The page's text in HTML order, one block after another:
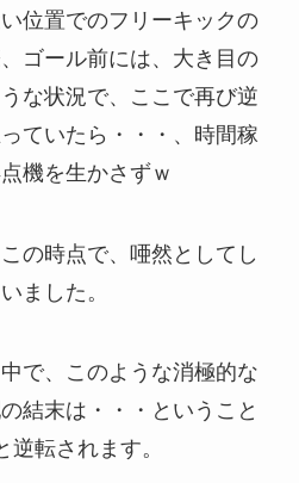
位置でのフリーキックの
ゴール前には、大き目の
な状況で、ここで再び逆
ていたら・・・、時間稼
機を生かさずｗ
の時点で、唖然としてし
ました。
で、このような消極的な
結末は・・・ということ
転されます。